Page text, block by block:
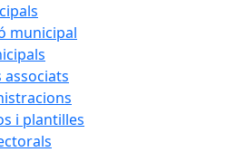
municipal
i plantilles